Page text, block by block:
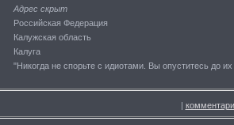
Адрес скрыт
Российская Федерация
Калужская область
Калуга
"Никогда не спорьте с идиотами. Вы опуститесь до
|